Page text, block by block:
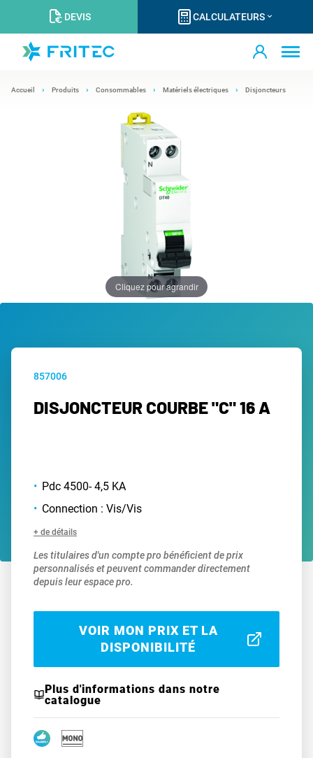
DEVIS CALCULATEURS
Accueil Produits Consommables Matériels électriques Disjoncteurs
Cliquez pour agrandir
857006
DISJONCTEUR COURBE "C" 16 A
Pdc 4500- 4,5 KA
Connection : Vis/Vis
+ de détails
Les titulaires d'un compte pro bénéficient de prix
personnalisés et peuvent commander directement
depuis leur espace pro.
VOIR MON PRIX ET LA
DISPONIBILITÉ
Plus d'informations dans notre
catalogue